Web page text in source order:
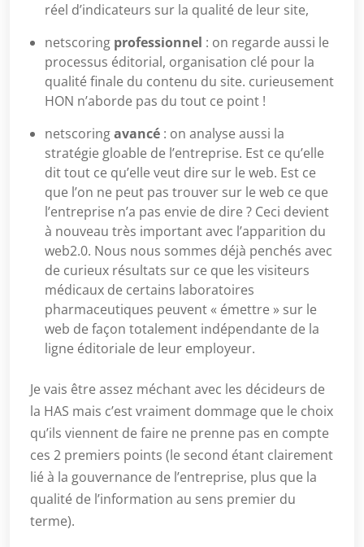
réel d’indicateurs sur la qualité de leur site,
netscoring professionnel : on regarde aussi le
processus éditorial, organisation clé pour la
qualité finale du contenu du site. curieusement
HON n’aborde pas du tout ce point !
netscoringavancé : on analyse aussi la
stratégie gloable de l’entreprise. Est ce qu’elle
dit tout ce qu’elle veut dire sur le web. Est ce
que l’on ne peut pas trouver sur le web ce que
l’entreprise n’a pas envie de dire ? Ceci devient
à nouveau très important avec l’apparition du
web2.0. Nous nous sommes déjà penchés avec
de curieux résultats sur ce que les visiteurs
médicaux de certains laboratoires
pharmaceutiques peuvent « émettre » sur le
web de façon totalement indépendante de la
ligne éditoriale de leur employeur.
Je vais être assez méchant avec les décideurs de
la HAS mais c’est vraiment dommage que le choix
qu’ils viennent de faire ne prenne pas en compte
ces 2 premiers points (le second étant clairement
lié à la gouvernance de l’entreprise, plus que la
qualité de l’information au sens premier du
terme).